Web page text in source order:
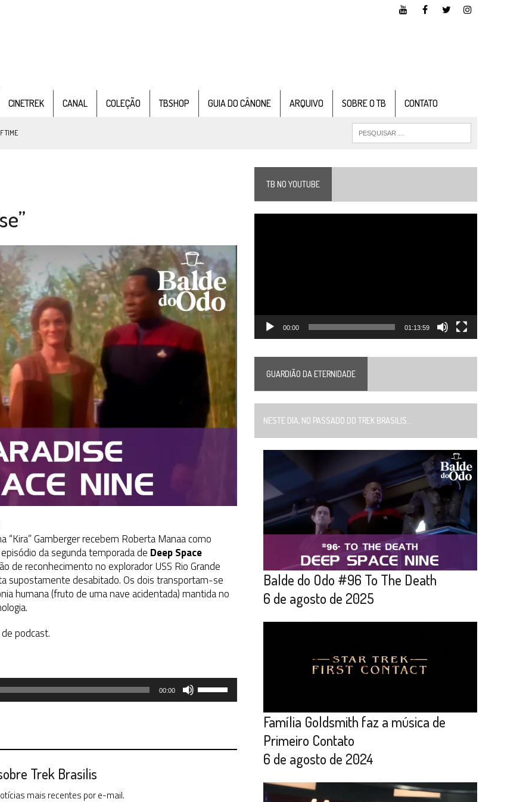
CINETREK CANAL COLEÇÃO TBSHOP GUIA DO CÂNONE ARQUIVO SOBRE O TB CONTATO
TIME
DE FÃS AXANAR HORAS APÓS ESTREIA
GRIFFIN INCIDENT” (4×02)
TREK SOBRE DIFERENTES PONTOS DE VISTA
JÁ DISPONÍVEL EM PRÉ-VENDA!
“Kira” Gamberger recebem Roberta Manaa como
da segunda temporada de Deep Space
de reconhecimento no explorador USS Rio Grande
supostamente desabitado. Os dois transportam-se
humana (fruto de uma nave acidentada) mantida no
podcast.
00:00
ou
Trek Brasilis
mais recentes por e-mail.
TB NO YOUTUBE
00:00 01:13:59
GUARDIÃO DA ETERNIDADE
NESTE DIA, NO PASSADO DO TREK BRASILIS...
Balde do Odo #96 To The Death
6 de agosto de 2025
Família Goldsmith faz a música de
Primeiro Contato
6 de agosto de 2024